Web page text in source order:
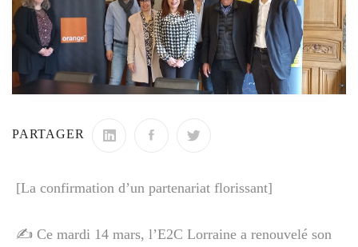
PARTAGER
[La confirmation d’un partenariat florissant]
✍️ Ce mardi 14 mars, l’E2C Lorraine a renouvelé son